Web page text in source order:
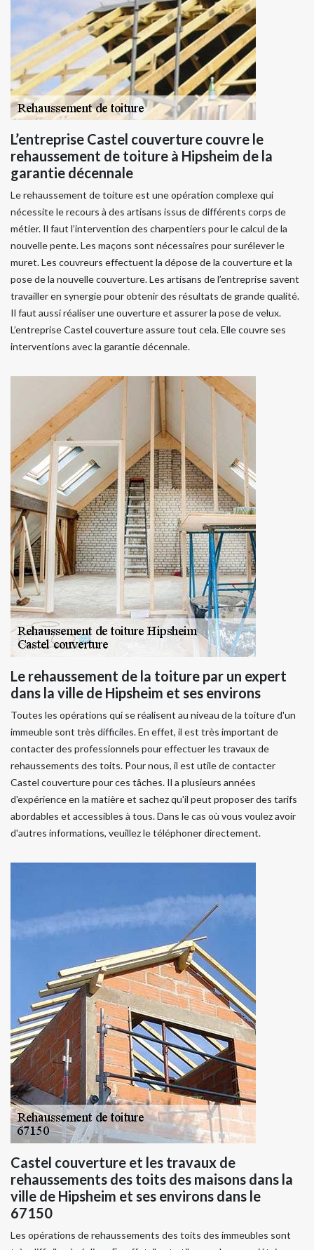
L’entreprise Castel couverture couvre le
rehaussement de toiture à Hipsheim de la
garantie décennale
Le rehaussement de toiture est une opération complexe qui
nécessite le recours à des artisans issus de différents corps de
métier. Il faut l’intervention des charpentiers pour le calcul de la
nouvelle pente. Les maçons sont nécessaires pour surélever le
muret. Les couvreurs effectuent la dépose de la couverture et la
pose de la nouvelle couverture. Les artisans de l’entreprise savent
travailler en synergie pour obtenir des résultats de grande qualité.
Il faut aussi réaliser une ouverture et assurer la pose de velux.
L’entreprise Castel couverture assure tout cela. Elle couvre ses
interventions avec la garantie décennale.
Le rehaussement de la toiture par un expert
dans la ville de Hipsheim et ses environs
Toutes les opérations qui se réalisent au niveau de la toiture d'un
immeuble sont très difficiles. En effet, il est très important de
contacter des professionnels pour effectuer les travaux de
rehaussements des toits. Pour nous, il est utile de contacter
Castel couverture pour ces tâches. Il a plusieurs années
d'expérience en la matière et sachez qu'il peut proposer des tarifs
abordables et accessibles à tous. Dans le cas où vous voulez avoir
d'autres informations, veuillez le téléphoner directement.
Castel couverture et les travaux de
rehaussements des toits des maisons dans la
ville de Hipsheim et ses environs dans le
67150
Les opérations de rehaussements des toits des immeubles sont